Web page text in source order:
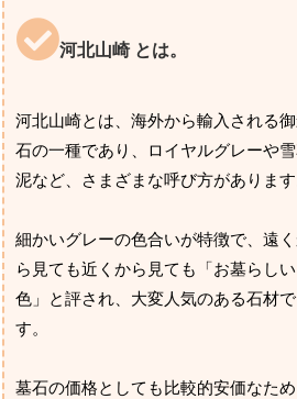
河北山崎 とは。
河北山崎とは、海外から輸入される
石の一種であり、ロイヤルグレーや
泥など、さまざまな呼び方があります
細かいグレーの色合いが特徴で、遠
ら見ても近くから見ても「お墓らしい
色」と評され、大変人気のある石材で
す。
墓石の価格としても比較的安価なため